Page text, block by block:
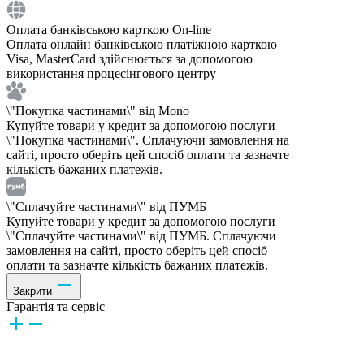
Оплата банківською карткою On-line
Оплата онлайн банківською платіжною карткою
Visa, MasterCard здійснюється за допомогою
використання процесінгового центру
\"Покупка частинами\" від Mono
Купуйте товари у кредит за допомогою послуги
\"Покупка частинами\". Сплачуючи замовлення на
сайті, просто оберіть цей спосіб оплати та зазначте
кількість бажаних платежів.
\"Сплачуйте частинами\" від ПУМБ
Купуйте товари у кредит за допомогою послуги
\"Сплачуйте частинами\" від ПУМБ. Сплачуючи
замовлення на сайті, просто оберіть цей спосіб
оплати та зазначте кількість бажаних платежів.
Закрити
Гарантія та сервіс